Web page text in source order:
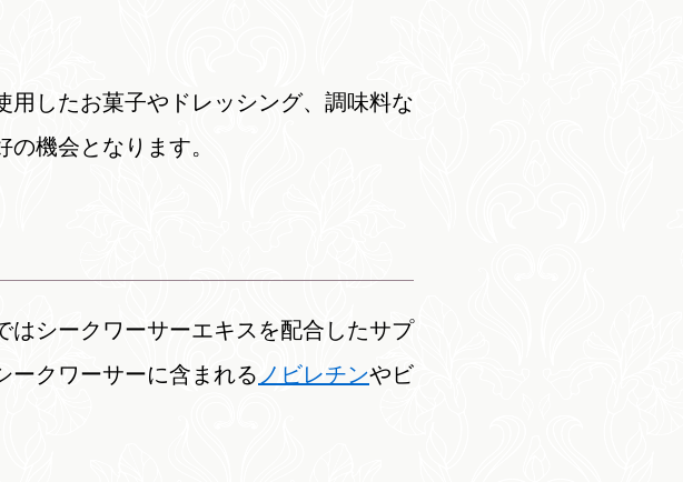
したお菓子やドレッシング、調味料な
機会となります。
はシークワーサーエキスを配合したサプ
ークワーサーに含まれる ノビレチンやビ